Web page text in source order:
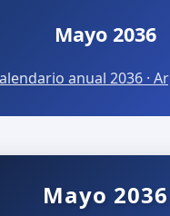
Mayo 2036
anual 2036 ·
Mayo 2036